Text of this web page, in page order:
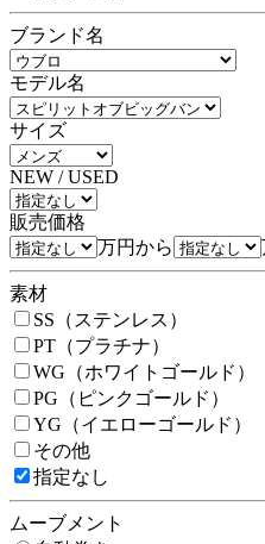
ブランド名
モデル名
サイズ
NEW / USED
販売価格
万円から
素材
SS（ステンレス）
PT（プラチナ）
WG（ホワイトゴールド）
PG（ピンクゴールド）
YG（イエローゴールド）
その他
指定なし
ムーブメント